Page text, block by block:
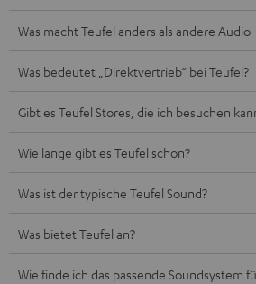
Was macht Teufel anders als andere
Was bedeutet „Direktvertrieb“ bei Teufel?
Gibt es Teufel Stores, die ich besuchen
Wie lange gibt es Teufel schon?
Was ist der typische Teufel Sound?
Was bietet Teufel an?
Wie finde ich das passende Soundsystem